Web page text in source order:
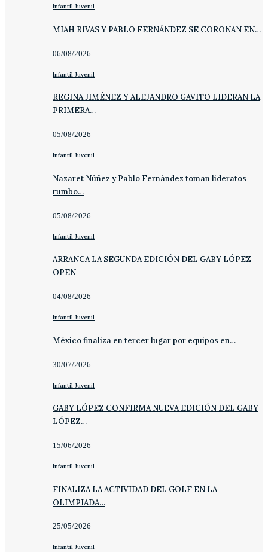
Infantil Juvenil
MIAH RIVAS Y PABLO FERNÁNDEZ SE CORONAN EN…
06/08/2026
Infantil Juvenil
REGINA JIMÉNEZ Y ALEJANDRO GAVITO LIDERAN LA
PRIMERA…
05/08/2026
Infantil Juvenil
Nazaret Núñez y Pablo Fernández toman lideratos
rumbo…
05/08/2026
Infantil Juvenil
ARRANCA LA SEGUNDA EDICIÓN DEL GABY LÓPEZ
OPEN
04/08/2026
Infantil Juvenil
México finaliza en tercer lugar por equipos en…
30/07/2026
Infantil Juvenil
GABY LÓPEZ CONFIRMA NUEVA EDICIÓN DEL GABY
LÓPEZ…
15/06/2026
Infantil Juvenil
FINALIZA LA ACTIVIDAD DEL GOLF EN LA
OLIMPIADA…
25/05/2026
Infantil Juvenil